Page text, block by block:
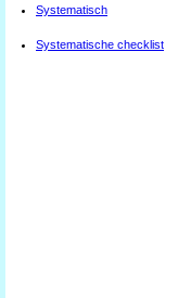
Systematisch
Systematische checklist